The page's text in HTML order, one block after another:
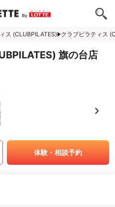
ス (CLUBPILATES) クラブピラティス
旗の台店
体験・相談予約